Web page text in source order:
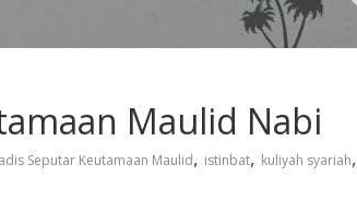
Maulid Nabi
Seputar Keutamaan Maulid, istinbat, kuliyah syariah,